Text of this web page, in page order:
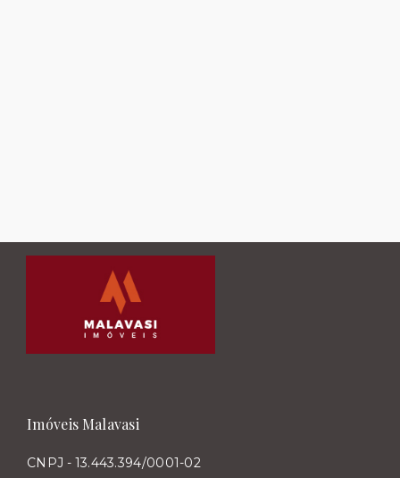
Imóveis Malavasi
CNPJ - 13.443.394/0001-02